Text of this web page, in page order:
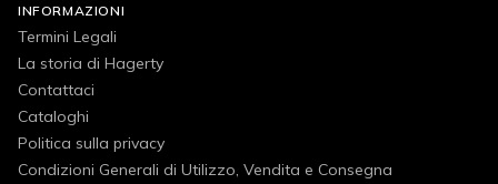
INFORMAZIONI
Termini Legali
La storia di Hagerty
Contattaci
Cataloghi
Politica sulla privacy
Condizioni Generali di Utilizzo, Vendita e Consegna